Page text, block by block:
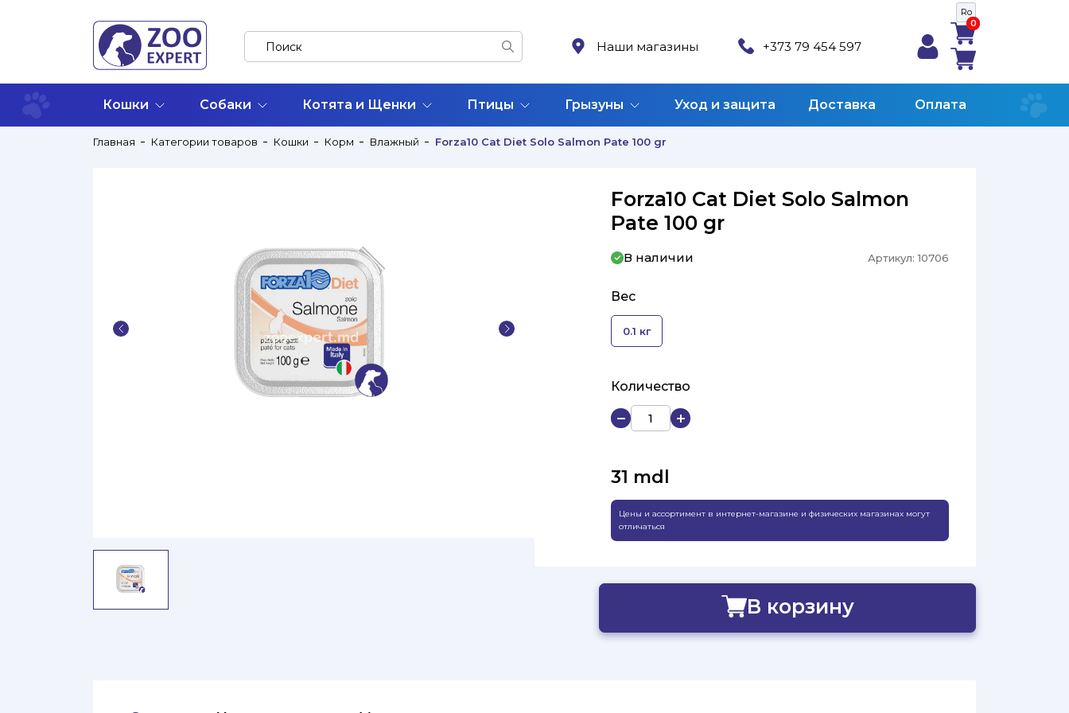
Ro
Наши магазины +373 79 454 597
0
0
Кошки Собаки Котята и Щенки Птицы Грызуны Уход и защита Доставка Оплата
Главная Категории товаров Кошки Корм Влажный Forza10 Cat Diet Solo Salmon Pate 100 gr
Forza10 Cat Diet Solo Salmon
Pate 100 gr
В наличии Артикул:10706
Вес
0.1 кг
Количество
31 mdl
Цены и ассортимент в интернет-магазине и физических магазинах могут
отличаться
В корзину